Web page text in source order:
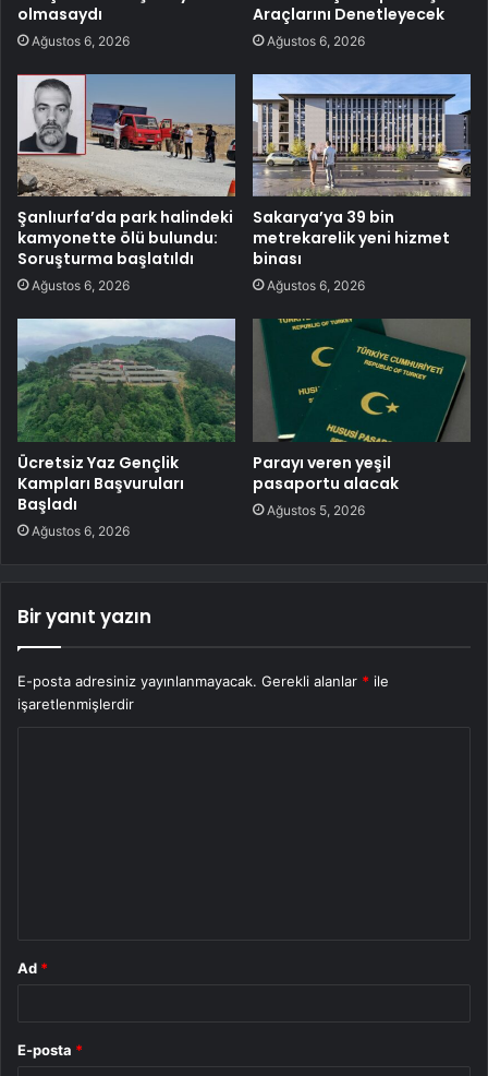
olmasaydı
Ağustos 6, 2026
Araçlarını Denetleyecek
Ağustos 6, 2026
Şanlıurfa’da park halindeki
kamyonette ölü bulundu:
Soruşturma başlatıldı
Ağustos 6, 2026
Sakarya’ya 39 bin
metrekarelik yeni hizmet
binası
Ağustos 6, 2026
Ücretsiz Yaz Gençlik
Kampları Başvuruları
Başladı
Ağustos 6, 2026
Parayı veren yeşil
pasaportu alacak
Ağustos 5, 2026
Bir yanıt yazın
E-posta adresiniz yayınlanmayacak. Gerekli alanlar * ile
işaretlenmişlerdir
Ad *
E-posta *